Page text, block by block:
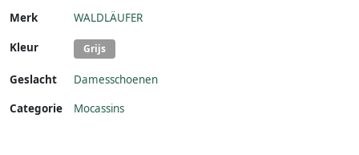
Merk WALDLÄUFER
Kleur Grijs
Geslacht
Damesschoenen
Categorie
Mocassins